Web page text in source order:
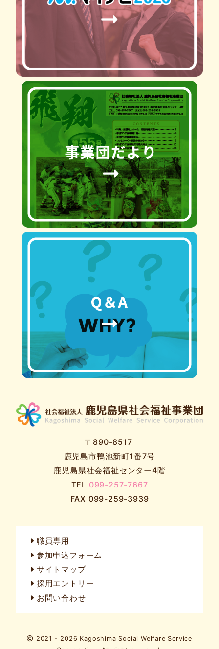
〒890-8517
鹿児島市鴨池新町1番7号
鹿児島県社会福祉センター4階
TEL 099-257-7667
FAX 099-259-3939
職員専用
参加申込フォーム
サイトマップ
採用エントリー
お問い合わせ
2021 - 2026 Kagoshima Social Welfare Service